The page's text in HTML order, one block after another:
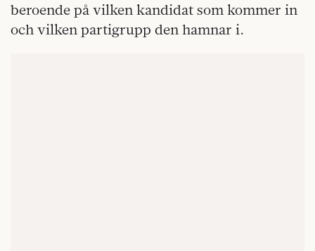
beroende på vilken kandidat som kommer in
och vilken partigrupp den hamnar i.